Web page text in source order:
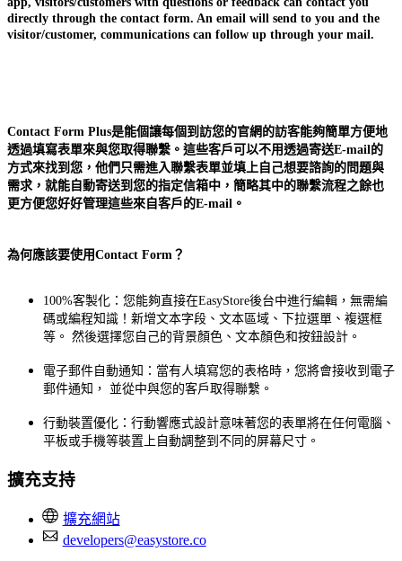
directly through the contact form. An email will send to you and the
visitor/customer, communications can follow up through your mail.
Contact Form Plus是能個讓每個到訪您的官網的訪客能夠簡單方便地
透過填寫表單來與您取得聯繫。這些客戶可以不用透過寄送E-mail的
方式來找到您，他們只需進入聯繫表單並填上自己想要諮詢的問題與
需求，就能自動寄送到您的指定信箱中，簡略其中的聯繫流程之餘也
更方便您好好管理這些來自客戶的E-mail。
為何應該要使用Contact Form？
100%客製化：您能夠直接在EasyStore後台中進行編輯，無需編
碼或編程知識！新增文本字段、文本區域、下拉選單、複選框
等。 然後選擇您自己的背景顏色、文本顏色和按鈕設計。
電子郵件自動通知：當有人填寫您的表格時，您將會接收到電子
郵件通知， 並從中與您的客戶取得聯繫。
行動裝置優化：行動響應式設計意味著您的表單將在任何電腦、
平板或手機等裝置上自動調整到不同的屏幕尺寸。
擴充支持
擴充網站
developers@easystore.co